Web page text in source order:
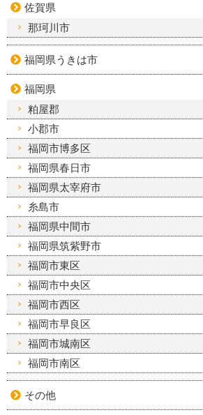
佐賀県
那珂川市
福岡県うきは市
福岡県
粕屋郡
小郡市
福岡市博多区
福岡県春日市
福岡県太宰府市
糸島市
福岡県中間市
福岡県筑紫野市
福岡市東区
福岡市中央区
福岡市西区
福岡市早良区
福岡市城南区
福岡市南区
その他